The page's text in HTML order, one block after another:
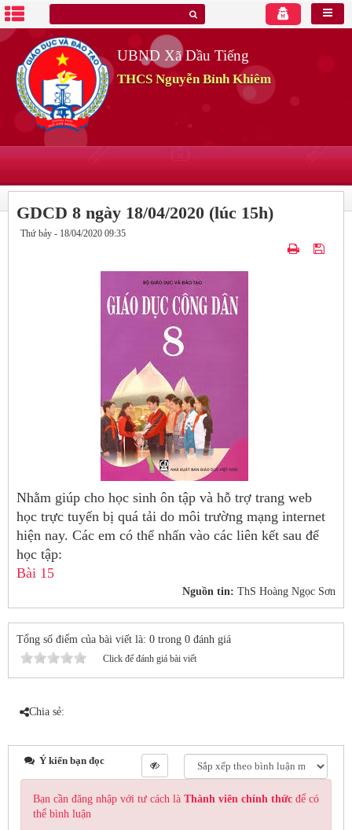
UBND Xã Dầu Tiếng
THCS Nguyễn Bỉnh Khiêm
GDCD 8 ngày 18/04/2020 (lúc 15h)
Thứ bảy - 18/04/2020 09:35
Nhằm giúp cho học sinh ôn tập và hỗ trợ trang web
học trực tuyến bị quá tải do môi trường mạng internet
hiện nay. Các em có thể nhấn vào các liên kết sau để
học tập:
Bài 15
Nguồn tin: ThS Hoàng Ngọc Sơn
Tổng số điểm của bài viết là: 0 trong 0 đánh giá
Click để đánh giá bài viết
Chia sẻ:
Ý kiến bạn đọc
Bạn cần đăng nhập với tư cách là Thành viên chính thức để có
thể bình luận